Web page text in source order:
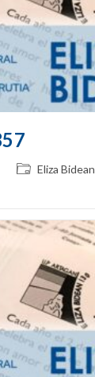
PostEliza Bidean